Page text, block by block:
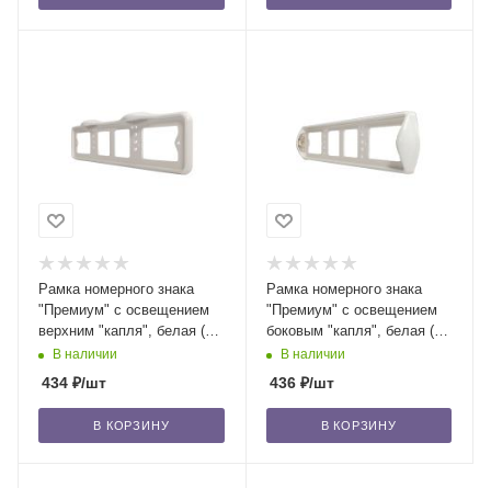
Рамка номерного знака
"Премиум" с освещением
верхним "капля", белая (1)
/25В наличии
434 ₽/шт
В КОРЗИНУ
Рамка номерного знака
"Премиум" с освещением
боковым "капля", белая (2)
/20В наличии
436₽/шт
В КОРЗИНУ